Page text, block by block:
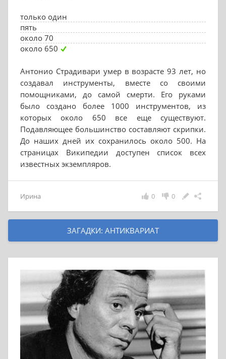
только один
пять
около 70
около 650
Антонио Страдивари умер в возрасте 93 лет, но
создавал инструменты, вместе со своими
помощниками, до самой смерти. Его руками
было создано более 1000 инструментов, из
которых около 650 все еще существуют.
Подавляющее большинство составляют скрипки.
До наших дней их сохранилось около 500. На
страницах Википедии доступен список всех
известных экземпляров.
Ирина 0
0
ЗАГАДКИ: АНТИКВАРИАТ